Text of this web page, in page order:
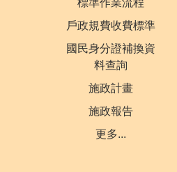
標準作業流程
戶政規費收費標準
國民身分證補換資
料查詢
施政計畫
施政報告
更多...